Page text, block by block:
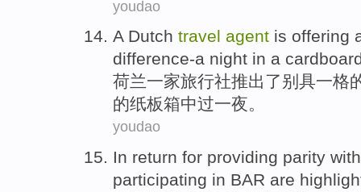
youdao
A Dutch travel agent is offering
difference-a night in a
荷兰一家旅行社推出了别具一格
的纸板箱中过一夜。
youdao
In return for providing parity
participating in BAR are